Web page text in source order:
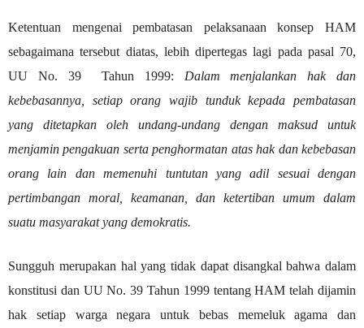
Ketentuan mengenai pembatasan pelaksanaan konsep HAM
sebagaimana tersebut diatas, lebih dipertegas lagi pada pasal 70,
UU No. 39
Tahun 1999: Dalam menjalankan hak dan
kebebasannya, setiap orang wajib tunduk kepada pembatasan
yang ditetapkan oleh undang-undang dengan maksud untuk
menjamin pengakuan serta penghormatan atas hak dan kebebasan
orang lain dan memenuhi tuntutan yang adil sesuai dengan
pertimbangan moral, keamanan, dan ketertiban umum dalam
suatu masyarakat yang demokratis.
Sungguh merupakan hal yang tidak dapat disangkal bahwa dalam
konstitusi dan UU No. 39 Tahun 1999 tentang HAM telah dijamin
hak setiap warga negara untuk bebas memeluk agama dan